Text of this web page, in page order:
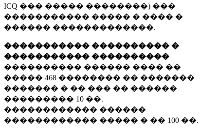
ICQ ��� ����� ��������) ���
����������� ����� � ���� �
������ �������������.
����������� ���������� �
����������� ����������
���������� ������ ���� ��
����� 468 �������� �� �������
������� � �� ��� �� ������
��������� 10 ��.
������������ ������
������������ ����� � �� 100 ��.